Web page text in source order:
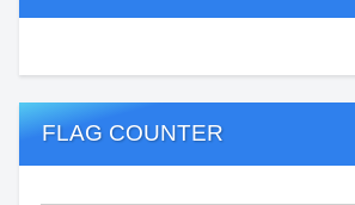
FLAG COUNTER